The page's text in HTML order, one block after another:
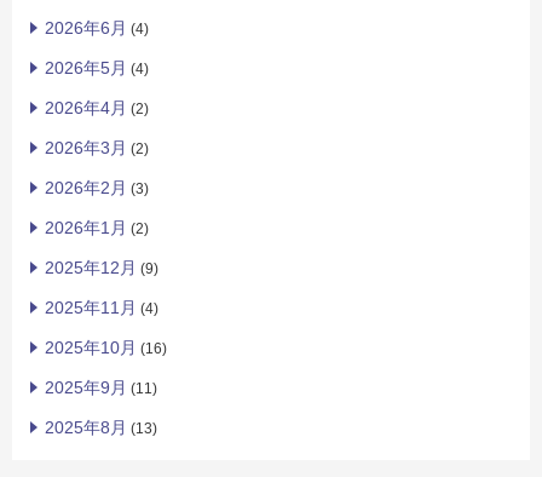
2026年6月 (4)
2026年5月 (4)
2026年4月 (2)
2026年3月 (2)
2026年2月 (3)
2026年1月 (2)
2025年12月 (9)
2025年11月 (4)
2025年10月 (16)
2025年9月 (11)
2025年8月 (13)